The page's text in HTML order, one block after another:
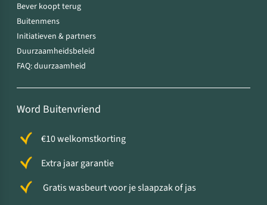
Bever koopt terug
Buitenmens
Initiatieven & partners
Duurzaamheidsbeleid
FAQ: duurzaamheid
Word Buitenvriend
€10 welkomstkorting
Extra jaar garantie
Gratis wasbeurt voor je slaapzak of jas